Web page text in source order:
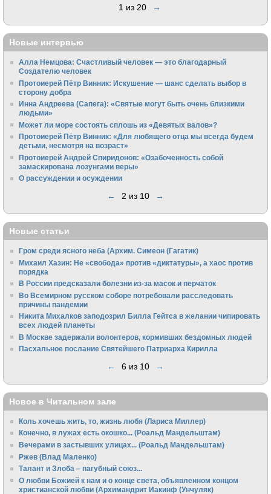
1 из 20 →
Новые интервью
Алла Немцова: Счастливый человек — это благодарный
Создателю человек
Протоиерей Пётр Винник: Искушение — шанс сделать выбор в
сторону добра
Инна Андреева (Сапега): «Святые могут быть очень близкими
людьми»
Может ли море состоять сплошь из «Девятых валов»?
Протоиерей Пётр Винник: «Для любящего отца мы всегда будем
детьми, несмотря на возраст»
Протоиерей Андрей Спиридонов: «Озабоченность собой
замаскирована лозунгами веры»
О рассуждении и осуждении
← 2 из 10 →
Новые статьи
Гром среди ясного неба (Архим. Симеон (Гагатик)
Михаил Хазин: Не «свобода» против «диктатуры», а хаос против
порядка
В России предсказали болезни из-за масок и перчаток
Во Всемирном русском соборе потребовали расследовать
причины пандемии
Никита Михалков заподозрил Билла Гейтса в желании чипировать
всех людей планеты
В Москве задержали волонтеров, кормивших бездомных людей
Пасхальное послание Святейшего Патриарха Кирилла
← 6 из 10 →
Новое в Читальном зале
Коль хочешь жить, то, жизнь любя (Лариса Миллер)
Конечно, в лужах есть окошко... (Роальд Мандельштам)
Вечерами в застывших улицах... (Роальд Мандельштам)
Ржев (Влад Маленко)
Талант и Злоба – пагубный союз...
О любви Божией к нам и о конце света, объявленном концом
христианской любви (Архимандрит Иакинф (Унчуляк)